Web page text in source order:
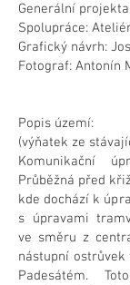
Generální
Spolupráce:
Grafický návrh:
Fotograf: Antonín
Popis území:
(výňatek ze
Komunikační
Průběžná před
kde dochází k
s úpravami
ve směru z
nástupní ostrůvek
Padesátém.